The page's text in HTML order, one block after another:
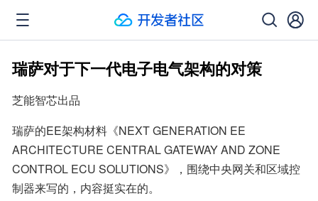
瑞萨对于下一代电子电气架构的对策
芝能智芯出品
瑞萨的EE架构材料《NEXT GENERATION EE
ARCHITECTURE CENTRAL GATEWAY AND ZONE
CONTROL ECU SOLUTIONS》，围绕中央网关和区域控
制器来写的，内容挺实在的。